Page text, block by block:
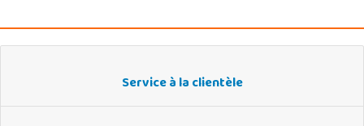
Service à la clientèle